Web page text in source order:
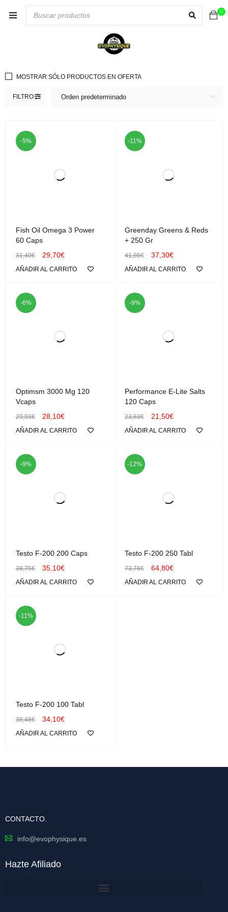
0
FILTRO Orden predeterminado
MOSTRAR SÓLO PRODUCTOS EN OFERTA
-5%
Fish Oil Omega 3 Power
60 Caps
31,40€ 29,70€
AÑADIR AL CARRITO
-11%
Greenday Greens & Reds
+ 250 Gr
41,95€ 37,30€
AÑADIR AL CARRITO
-6%
Optimsm 3000 Mg 120
Vcaps
29,93€ 28,10€
AÑADIR AL CARRITO
-9%
Performance E-Lite Salts
120 Caps
23,63€ 21,50€
AÑADIR AL CARRITO
-9%
Testo F-200 200 Caps
38,75€ 35,10€
AÑADIR AL CARRITO
-12%
Testo F-200 250 Tabl
73,76€ 64,80€
AÑADIR AL CARRITO
-11%
Testo F-200 100 Tabl
38,48€ 34,10€
AÑADIR AL CARRITO
CONTACTO.
info@evophysique.es
Hazte Afiliado